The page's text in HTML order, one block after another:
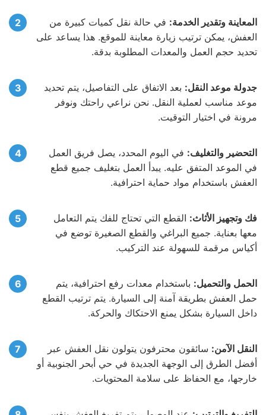
المعاينة وتقدير الخدمة: في حالة نقل كميات كبيرة من
العفش، يمكن ترتيب زيارة معاينة للموقع. هذا يساعد على
تحديد حجم العمل والمعدات المطلوبة بدقة.
جدولة موعد النقل: بعد الاتفاق على التفاصيل، يتم تحديد
موعد مناسب لعملية النقل. نحن نراعي راحتك ونوفر
مرونة في اختيار التوقيت.
التحضير والتغليف: في اليوم المحدد، يصل فريق العمل
في الموعد المتفق عليه. يبدأ العمل بتغليف جميع قطع
العفش باستخدام مواد حماية احترافية.
فك وتجهيز الأثاث: القطع التي تحتاج للفك يتم التعامل
معها بعناية. جميع البراغي والقطع الصغيرة توضع في
أكياس مرقمة للسهولة عند التركيب.
الحمل والتحميل: باستخدام معدات رفع احترافية، يتم
حمل العفش بطريقة آمنة إلى السيارة. يتم ترتيب القطع
داخل السيارة بشكل يمنع الاحتكاك والحركة.
النقل الآمن: سائقون محترفون يتولون نقل العفش عبر
أفضل الطرق إلى الوجهة الجديدة في حي أبحر الجنوبية أو
خارجها، مع الحفاظ على سلامة المحتويات.